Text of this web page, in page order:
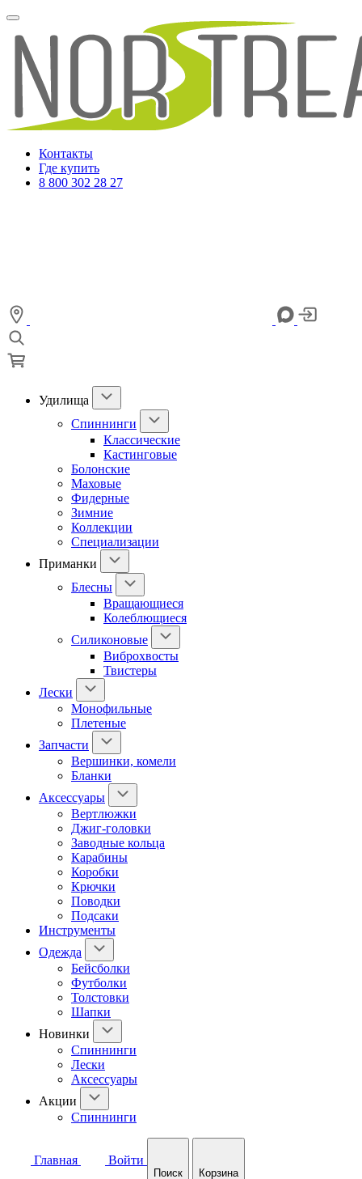
Контакты
Где купить
8 800 302 28 27
Удилища
Спиннинги
Классические
Кастинговые
Болонские
Маховые
Фидерные
Зимние
Коллекции
Специализации
Приманки
Блесны
Вращающиеся
Колеблющиеся
Силиконовые
Виброхвосты
Твистеры
Лески
Монофильные
Плетеные
Запчасти
Вершинки, комели
Бланки
Аксессуары
Вертлюжки
Джиг-головки
Заводные кольца
Карабины
Коробки
Крючки
Поводки
Подсаки
Инструменты
Одежда
Бейсболки
Футболки
Толстовки
Шапки
Новинки
Спиннинги
Лески
Аксессуары
Акции
Спиннинги
Главная Войти
Поиск Корзина